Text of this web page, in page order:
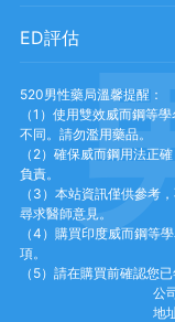
ED評估
520男性藥局溫馨提醒：
（1）使用雙效威而鋼等
不同。請勿濫用藥品。
（2）確保威而鋼用法正
負責。
（3）本站資訊僅供參考
尋求醫師意見。
（4）購買印度威而鋼等
項。
（5）請在購買前確認您
公
地